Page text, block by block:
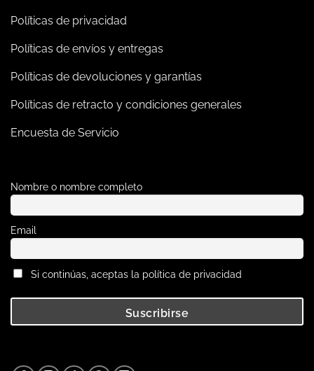
Políticas de privacidad
Políticas de envíos y entregas
Políticas de devoluciones y garantías
Políticas de retracto y condiciones generales
Encuesta de Servicio
Nombre o nombre completo
Email
Si continúas, aceptas la política de privacidad